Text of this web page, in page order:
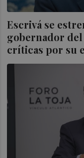
Escrivá se
gobernador del
críticas por su